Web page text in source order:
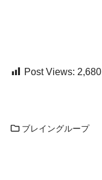
Post Views: 2,680
ブレイングループ